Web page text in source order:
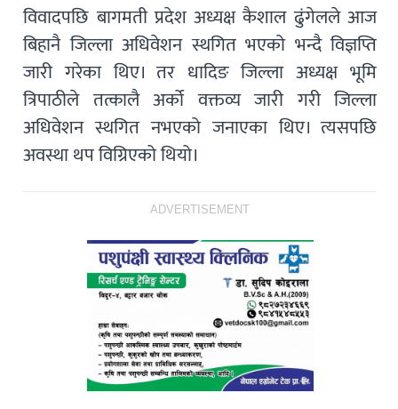
विवादपछि बागमती प्रदेश अध्यक्ष कैशाल ढुंगेलले आज
बिहानै जिल्ला अधिवेशन स्थगित भएको भन्दै विज्ञप्ति
जारी गरेका थिए। तर धादिङ जिल्ला अध्यक्ष भूमि
त्रिपाठीले तत्कालै अर्को वक्तव्य जारी गरी जिल्ला
अधिवेशन स्थगित नभएको जनाएका थिए। त्यसपछि
अवस्था थप विग्रिएको थियो।
ADVERTISEMENT